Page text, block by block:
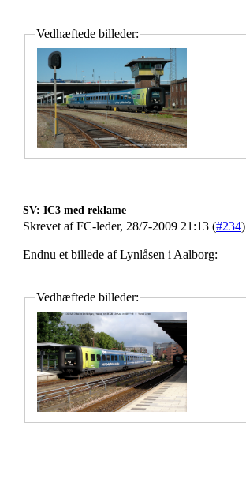
Vedhæftede billeder:
SV: IC3 med reklame
Skrevet af FC-leder, 28/7-2009 21:13 (#234)
Endnu et billede af Lynlåsen i Aalborg:
Vedhæftede billeder: